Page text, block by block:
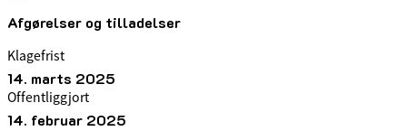
Afgørelser og tilladelser
Klagefrist
14. marts 2025
Offentliggjort
14. februar 2025